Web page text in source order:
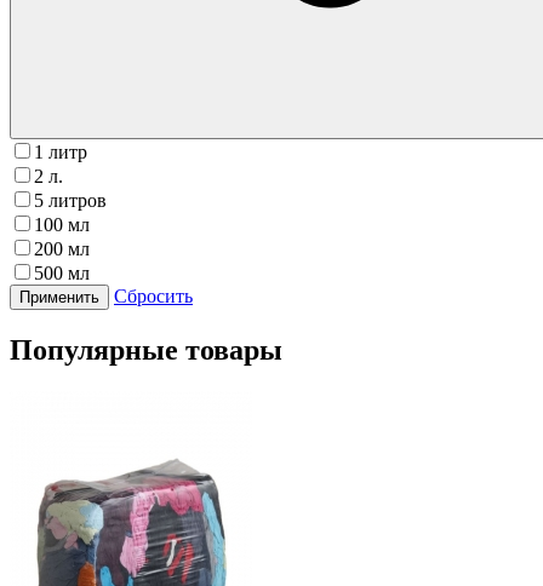
1 литр
2 л.
5 литров
100 мл
200 мл
500 мл
Сбросить
Популярные товары